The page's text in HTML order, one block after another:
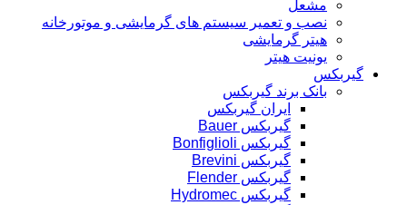
مشعل
نصب و تعمیر سیستم های گرمایشی و موتورخانه
هیتر گرمایشی
یونیت هیتر
گیربکس
بانک برند گیربکس
ایران گیربکس
گیربکس Bauer
گیربکس Bonfiglioli
گیربکس Brevini
گیربکس Flender
گیربکس Hydromec